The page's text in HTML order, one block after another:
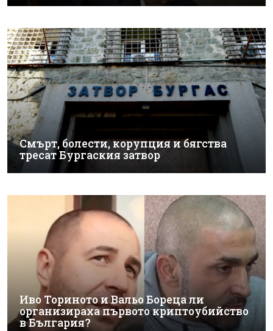
Смърт, болести, корупция и бягства
тресат Бургаския затвор
Иво Ториното и Вальо Бореца ли
организираха първото криптоубийство
в България?